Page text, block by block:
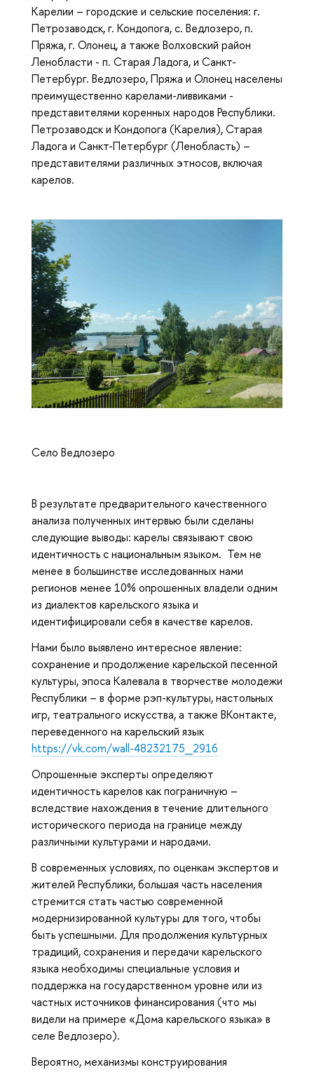
Карелии – городские и сельские поселения: г.
Петрозаводск, г. Кондопога, с. Ведлозеро, п.
Пряжа, г. Олонец, а также Волховский район
Ленобласти - п. Старая Ладога, и Санкт-
Петербург. Ведлозеро, Пряжа и Олонец населены
преимущественно карелами-ливвиками -
представителями коренных народов Республики.
Петрозаводск и Кондопога (Карелия), Старая
Ладога и Санкт-Петербург (Ленобласть) –
представителями различных этносов, включая
карелов.
Село Ведлозеро
В результате предварительного качественного
анализа полученных интервью были сделаны
следующие выводы: карелы связывают свою
идентичность с национальным языком. Тем не
менее в большинстве исследованных нами
регионов менее 10% опрошенных владели одним
из диалектов карельского языка и
идентифицировали себя в качестве карелов.
Нами было выявлено интересное явление:
сохранение и продолжение карельской песенной
культуры, эпоса Калевала в творчестве молодежи
Республики – в форме рэп-культуры, настольных
игр, театрального искусства, а также ВКонтакте,
переведенного на карельский язык
https://vk.com/wall-48232175_2916
Опрошенные эксперты определяют
идентичность карелов как пограничную –
вследствие нахождения в течение длительного
исторического периода на границе между
различными культурами и народами.
В современных условиях, по оценкам экспертов и
жителей Республики, большая часть населения
стремится стать частью современной
модернизированной культуры для того, чтобы
быть успешными. Для продолжения культурных
традиций, сохранения и передачи карельского
языка необходимы специальные условия и
поддержка на государственном уровне или из
частных источников финансирования (что мы
видели на примере «Дома карельского языка» в
селе Ведлозеро).
Вероятно, механизмы конструирования